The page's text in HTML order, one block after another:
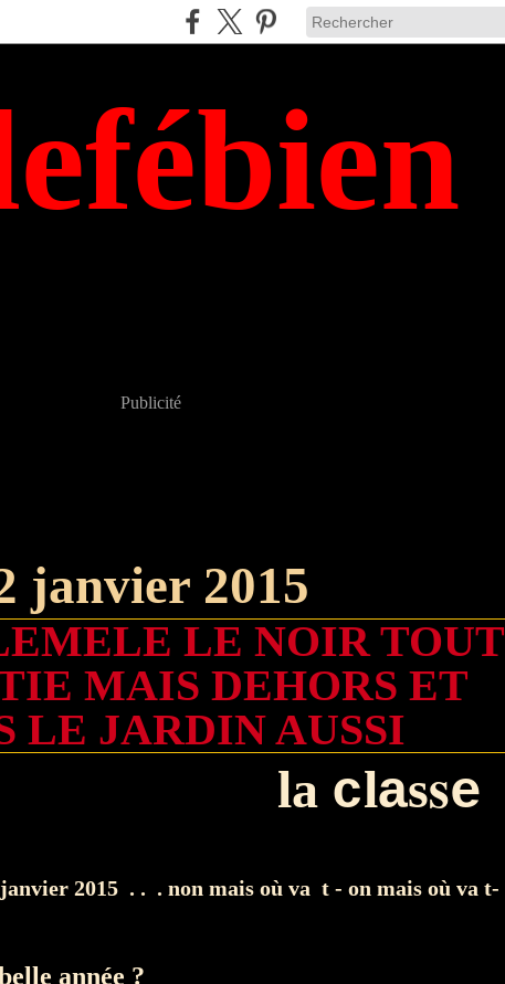
Publicité
janvier 2015
LE NOIR TOUT
MAIS DEHORS ET
LE JARDIN AUSSI
la classe
2015 . . . non mais où va t - on mais où va t-
année ?